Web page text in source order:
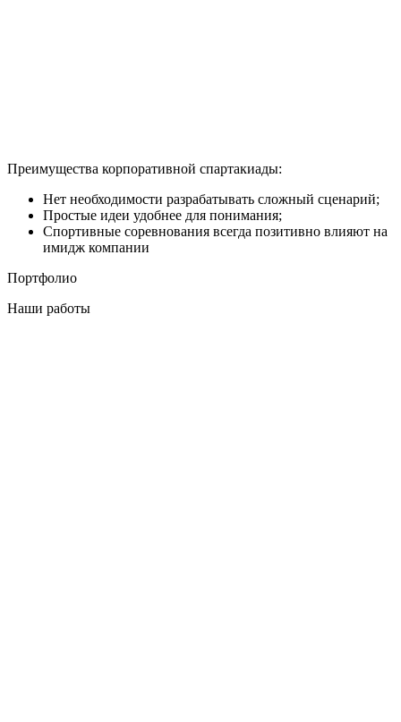
Преимущества корпоративной спартакиады:
Нет необходимости разрабатывать сложный сценарий;
Простые идеи удобнее для понимания;
Спортивные соревнования всегда позитивно влияют на
имидж компании
Портфолио
Наши работы